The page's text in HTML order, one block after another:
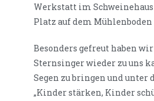
Werkstatt im
Platz auf dem Mühlenboden
Besonders gefreut haben wir
Sternsinger wieder zu uns
Segen zu bringen und unter
„Kinder stärken, Kinder